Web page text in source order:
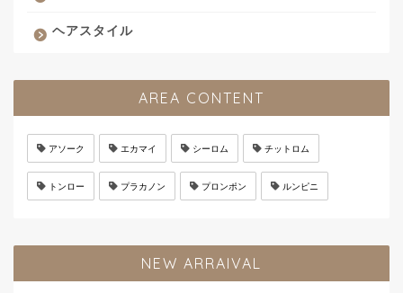
ヘアスタイル
AREA CONTENT
アソーク エカマイ シーロム チットロム
トンロー プラカノン プロンポン ルンピニ
NEW ARRAIVAL